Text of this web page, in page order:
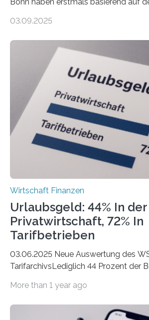
Landkreise mit den meisten
ist demnach Berlin. Betrachtet man
der Freiberuflerinnen, so liegt Leipzig
Berlin starteten in 2024 die meisten
eigene freiberufliche Existenz,
Städte Hamburg, München und
hingegen die
der freiberuflichen Gründungen je…
03.09.2025
Wirtschaft Finanzen
Urlaubsgeld: 44% In der
Privatwirtschaft, 72% In
Tarifbetrieben
03.06.2025 Neue Auswertung des
TarifarchivsLediglich 44 Prozent der
tarifgebundenen Betrieben ist der
Unterkünfte fast überall deutlich
More than 1 year ago